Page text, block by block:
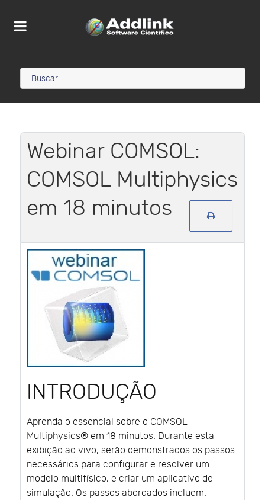
Webinar COMSOL:
COMSOL Multiphysics
em 18 minutos
INTRODUÇÃO
Aprenda o essencial sobre o COMSOL
Multiphysics® em 18 minutos. Durante esta
exibição ao vivo, serão demonstrados os passos
necessários para configurar e resolver um
modelo multifísico, e criar um aplicativo de
simulação. Os passos abordados incluem: